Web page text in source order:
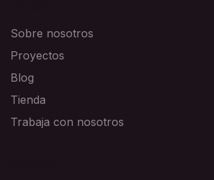
Sobre nosotros
Proyectos
Blog
Tienda
Trabaja con nosotros